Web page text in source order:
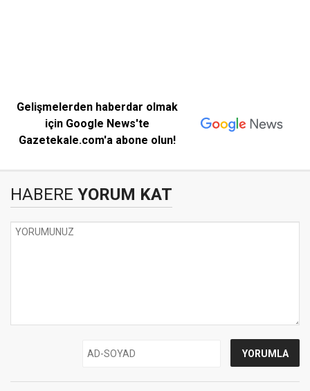
Gelişmelerden haberdar olmak
için Google News'te
Gazetekale.com'a abone olun!
HABERE YORUM KAT